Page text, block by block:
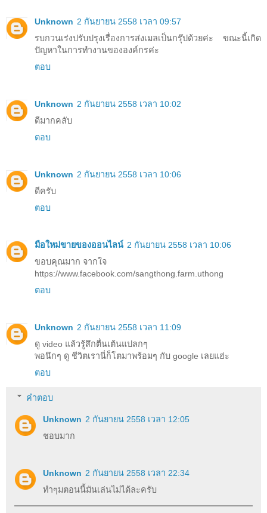
Unknown 2 กันยายน 2558 เวลา 09:57
รบกวนเร่งปรับปรุงเรื่องการส่งเมลเป็นกรุ๊ปด้วยค่ะ ขณะนี้เกิด
ปัญหาในการทำงานขององค์กรค่ะ
ตอบ
Unknown 2 กันยายน 2558 เวลา 10:02
ดีมากคลับ
ตอบ
Unknown 2 กันยายน 2558 เวลา 10:06
ดีครับ
ตอบ
มือใหม่ขายของออนไลน์ 2 กันยายน 2558 เวลา 10:06
ขอบคุณมาก จากใจ
https://www.facebook.com/sangthong.farm.uthong
ตอบ
Unknown 2 กันยายน 2558 เวลา 11:09
ดู video แล้วรู้สึกตื่นเต้นแปลกๆ
พอนึกๆ ดู ชีวิตเรานี่ก็โตมาพร้อมๆ กับ google เลยแฮ่ะ
ตอบ
คำตอบ
Unknown 2 กันยายน 2558 เวลา 12:05
ชอบมาก
Unknown 2 กันยายน 2558 เวลา 22:34
ทำๆมตอนนี้มันเล่นไม่ได้ละครับ